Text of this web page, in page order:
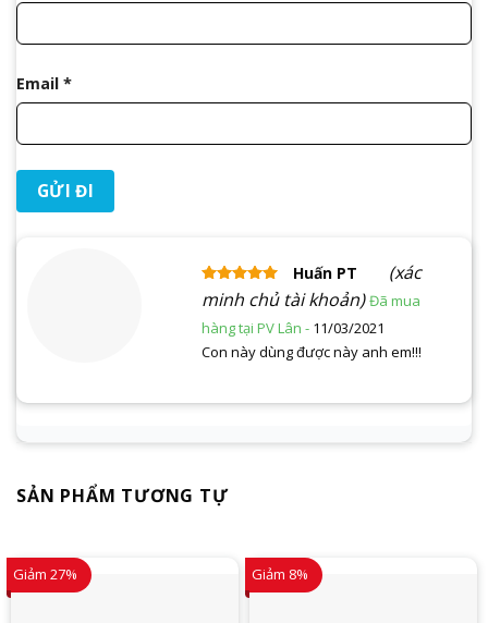
Email *
Được xếp
hạng5 5 sao
Huấn PT
(xác
minh chủ tài khoản)
11/03/2021
Con này dùng được này anh em!!!
SẢN PHẨM TƯƠNG TỰ
Giảm 27% Giảm 8%